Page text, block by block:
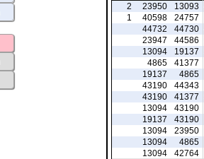
13093
23950
2
24757
40598
1
44730
44732
44586
23947
19137
13094
41377
4865
4865
19137
44343
43190
41377
43190
43190
13094
43190
19137
23950
13094
4865
13094
42764
13094